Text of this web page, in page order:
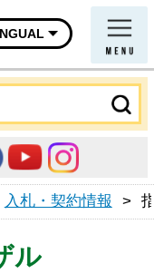
入札・契約情報 >
ル